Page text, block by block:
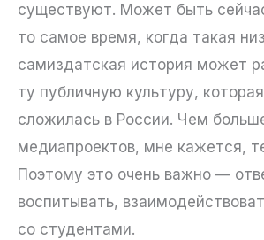
существуют. Может быть
то самое время, когда такая
самиздатская история может
ту публичную культуру,
сложилась в России. Чем
медиапроектов, мне кажется,
Поэтому это очень важно —
воспитывать,
со студентами.